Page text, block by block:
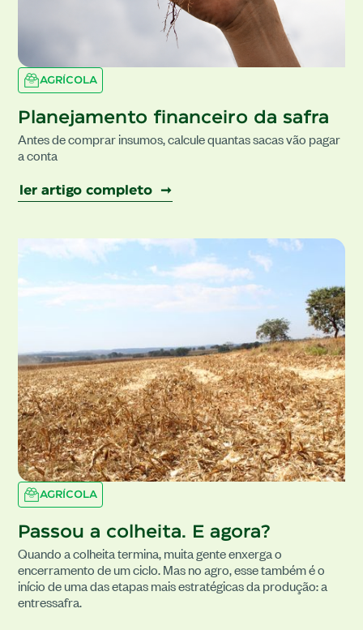
AGRÍCOLA
Planejamento financeiro da safra
Antes de comprar insumos, calcule quantas sacas vão pagar
a conta
ler artigo completo ➞
AGRÍCOLA
Passou a colheita. E agora?
Quando a colheita termina, muita gente enxerga o
encerramento de um ciclo. Mas no agro, esse também é o
início de uma das etapas mais estratégicas da produção: a
entressafra.